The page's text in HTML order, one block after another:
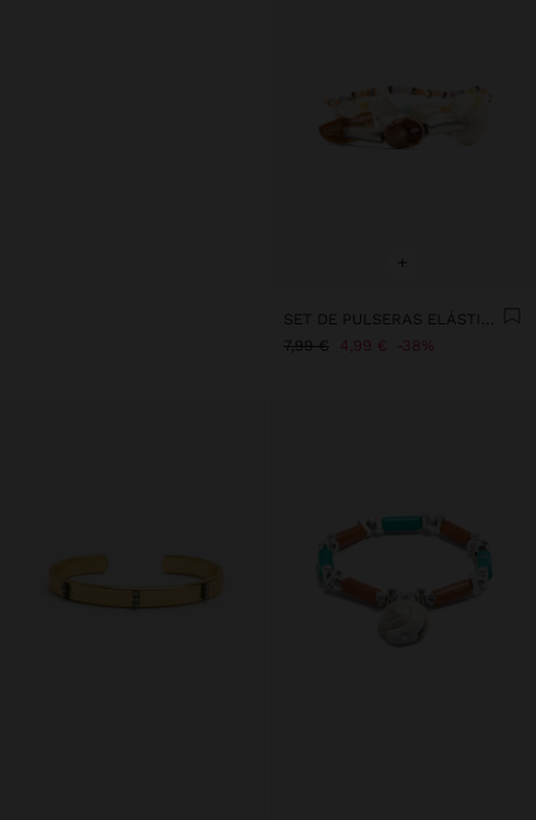
+
SET DE PULSERAS ELÁSTICAS CON CONCHAS
7,99 € 4,99 € 38%